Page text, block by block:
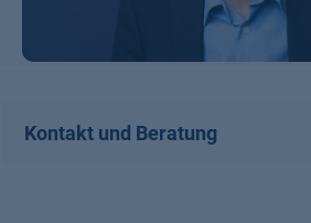
Kontakt und Beratung